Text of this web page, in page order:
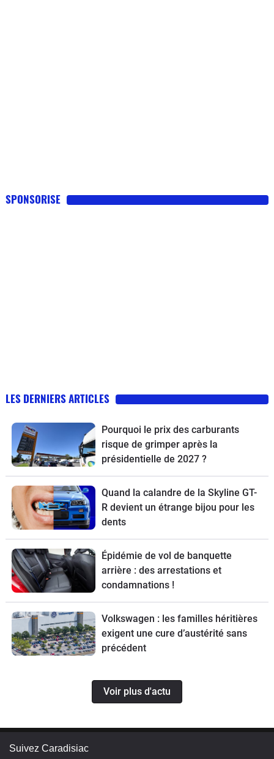
SPONSORISE
LES DERNIERS ARTICLES
Pourquoi le prix des carburants
risque de grimper après la
présidentielle de 2027 ?
Quand la calandre de la Skyline GT-
R devient un étrange bijou pour les
dents
Épidémie de vol de banquette
arrière : des arrestations et
condamnations !
Volkswagen : les familles héritières
exigent une cure d’austérité sans
précédent
Voir plus d'actu
Suivez Caradisiac